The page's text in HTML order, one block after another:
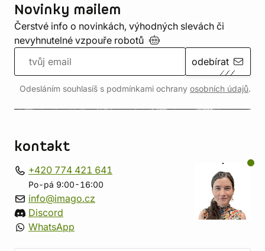
Novinky mailem
Čerstvé info o novinkách, výhodných slevách či
nevyhnutelné vzpouře robotů
odebírat
Odesláním souhlasíš s podmínkami ochrany osobních údajů.
kontakt
+420 774 421 641
Po-pá 9:00-16:00
info@imago.cz
Discord
WhatsApp